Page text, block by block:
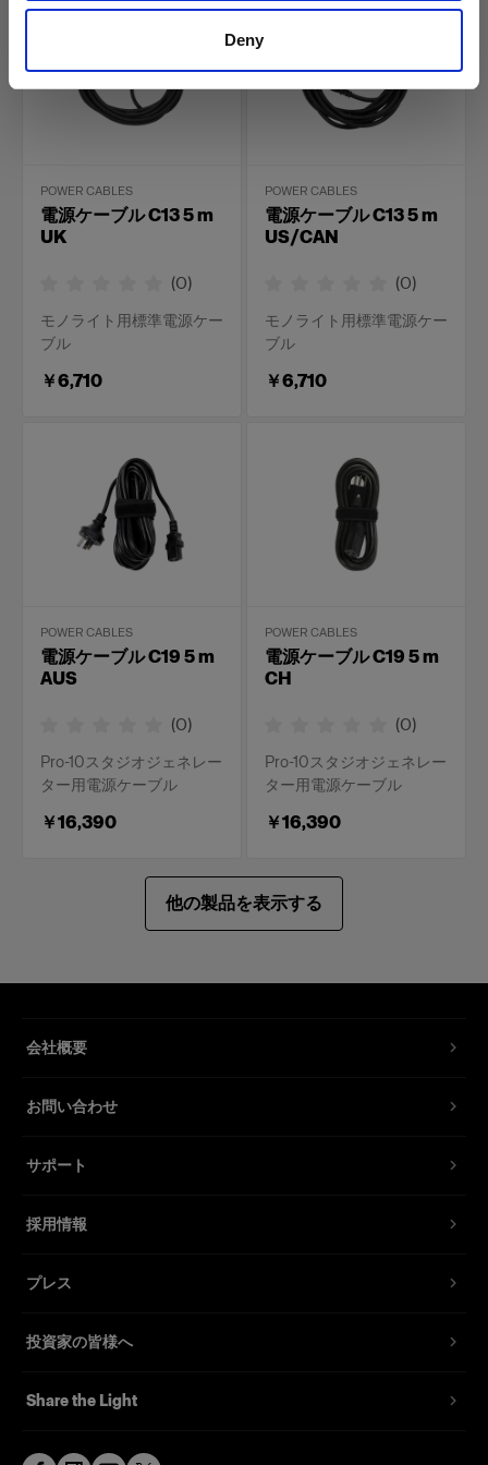
Deny
POWER CABLES
電源ケーブル C13 5 m
UK
(0)
モノライト用標準電源ケー
ブル
￥6,710
POWER CABLES
電源ケーブル C13 5 m
US/CAN
(0)
モノライト用標準電源ケー
ブル
￥6,710
POWER CABLES
電源ケーブル C19 5 m
AUS
(0)
Pro-10スタジオジェネレー
ター用電源ケーブル
￥16,390
POWER CABLES
電源ケーブル C19 5 m
CH
(0)
Pro-10スタジオジェネレー
ター用電源ケーブル
￥16,390
他の製品を表示する
会社概要
お問い合わせ
サポート
採用情報
プレス
投資家の皆様へ
Share the Light